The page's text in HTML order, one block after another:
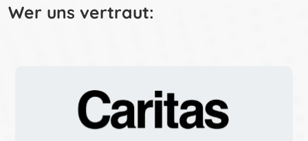
Wer uns vertraut: